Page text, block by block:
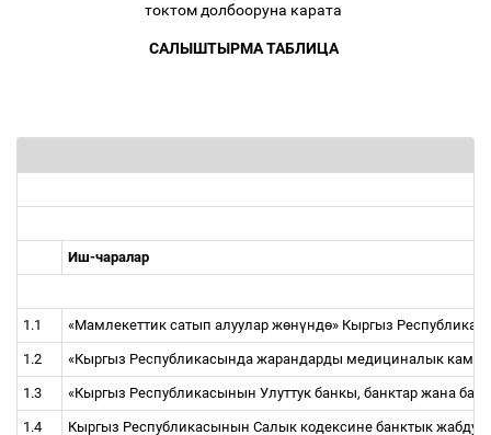
токтом долбооруна карата
САЛЫШТЫРМА ТАБЛИЦА
Иш-чаралар
1.1 «Мамлекеттик сатып алуулар жөнүндө» Кыргыз
1.2 «Кыргыз Республикасында жарандарды медициналык
1.3 «Кыргыз Республикасынын Улуттук банкы, банктар жана
1.4 Кыргыз Республикасынын Салык кодексине банктык